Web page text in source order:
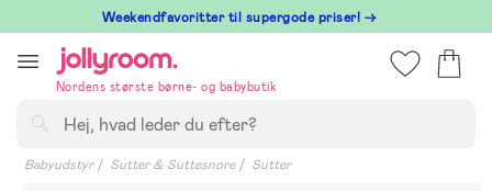
till
innehållet
⁠ Weekendfavoritter til supergode priser! →
Nordens største børne- og babybutik
Babyudstyr Sutter & Suttesnore Sutter